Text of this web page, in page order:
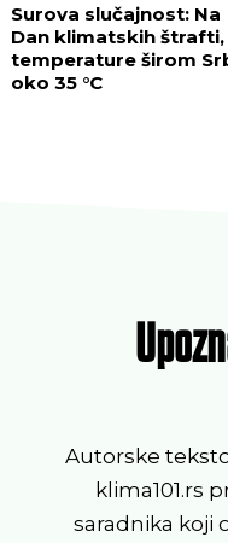
Surova slučajnost: Na
Dan klimatskih štrafti,
temperature širom
oko 35 °C
Autorske
klima101.rs
saradnika koji